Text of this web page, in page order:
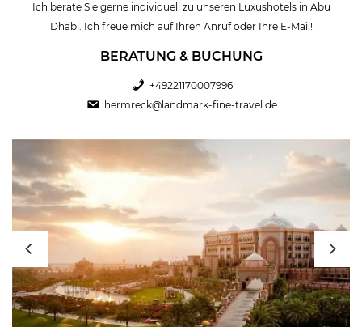
Ich berate Sie gerne individuell zu unseren Luxushotels in Abu
Dhabi. Ich freue mich auf Ihren Anruf oder Ihre E-Mail!
BERATUNG & BUCHUNG
+49221170007996
hermreck@landmark-fine-travel.de